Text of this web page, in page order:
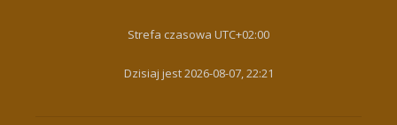
Strefa czasowa UTC+02:00
Dzisiaj jest 2026-08-07, 22:21